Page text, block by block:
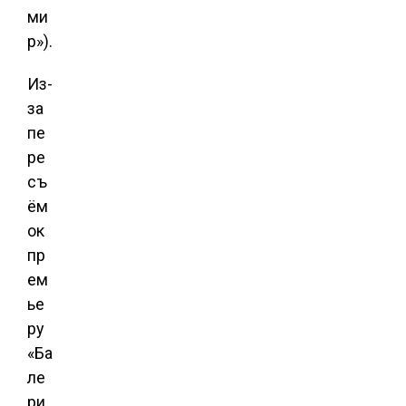
ми
р»).
Из-
за
пе
ре
съ
ём
ок
пр
ем
ье
ру
«Ба
ле
ри